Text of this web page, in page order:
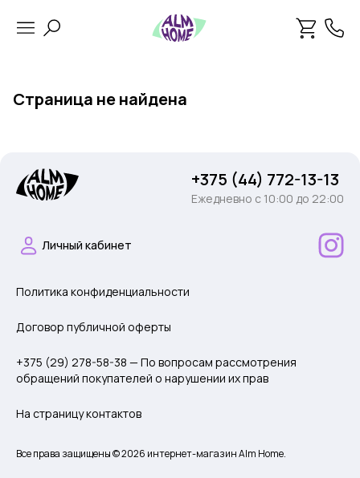
Страница не найдена
+375 (44) 772-13-13
Ежедневно c 10:00 до 22:00
Личный кабинет
Политика конфиденциальности
Договор публичной оферты
+375 (29) 278-58-38 — По вопросам рассмотрения
обращений покупателей о нарушении их прав
На страницу контактов
Все права защищены © 2026 интернет-магазин Alm Home.